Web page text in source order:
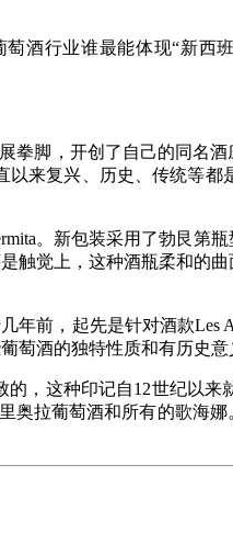
酒行业谁最能体现“新西
拳脚，开创了自己的同名
来复兴、历史、传统等都
。新包装采用了勃艮第
触觉上，这种酒瓶柔和的
前，起先是针对酒款Les
萄酒的独特性质和有历史意
，这种印记自12世纪以来
奥拉葡萄酒和所有的歌海